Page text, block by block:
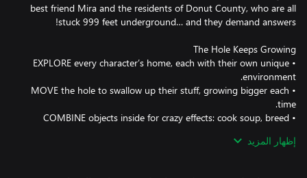
best friend Mira and the residents of Donut County, who are all
• EXPLORE every character’s home, each with their own unique
• MOVE the hole to swallow up their stuff, growing bigger each
• COMBINE objects inside for crazy effects: cook soup, breed
• CATAPULT things back out of the hole. You can use it to solve
إظهار المزيد